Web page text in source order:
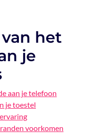
het
je
aan je telefoon
je toestel
voorkomen